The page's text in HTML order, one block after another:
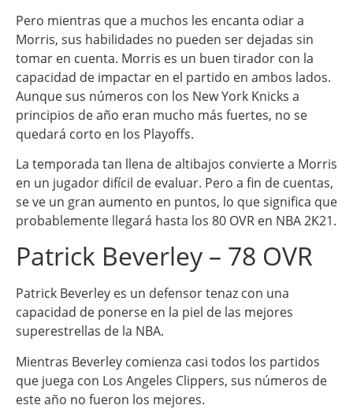
Pero mientras que a muchos les encanta odiar a
Morris, sus habilidades no pueden ser dejadas sin
tomar en cuenta. Morris es un buen tirador con la
capacidad de impactar en el partido en ambos lados.
Aunque sus números con los New York Knicks a
principios de año eran mucho más fuertes, no se
quedará corto en los Playoffs.
La temporada tan llena de altibajos convierte a Morris
en un jugador difícil de evaluar. Pero a fin de cuentas,
se ve un gran aumento en puntos, lo que significa que
probablemente llegará hasta los 80 OVR en NBA 2K21.
Patrick Beverley – 78 OVR
Patrick Beverley es un defensor tenaz con una
capacidad de ponerse en la piel de las mejores
superestrellas de la NBA.
Mientras Beverley comienza casi todos los partidos
que juega con Los Angeles Clippers, sus números de
este año no fueron los mejores.